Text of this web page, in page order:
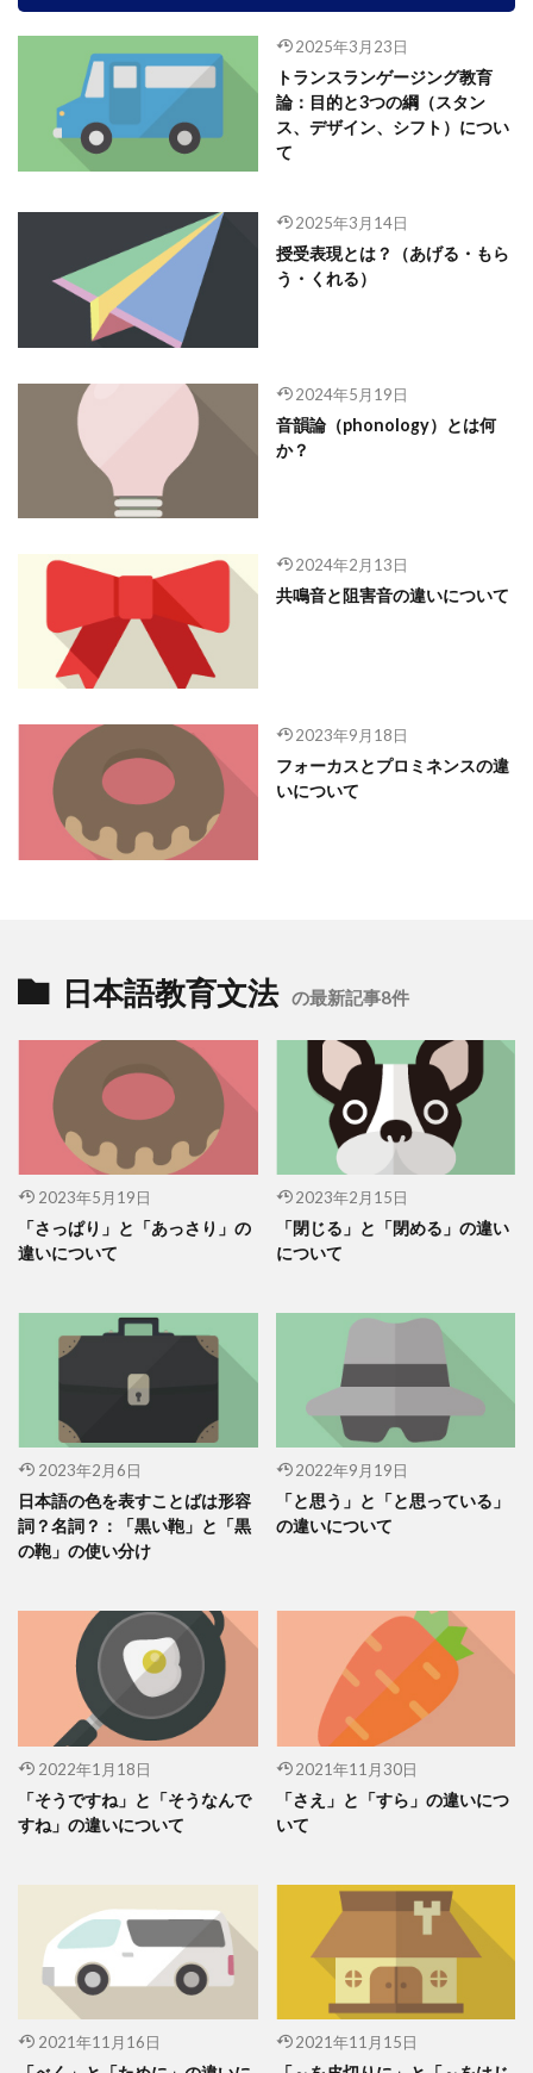
2025年3月23日
トランスランゲージング教育
論：目的と3つの綱（スタン
ス、デザイン、シフト）につい
て
2025年3月14日
授受表現とは？（あげる・もら
う・くれる）
2024年5月19日
音韻論（phonology）とは何
か？
2024年2月13日
共鳴音と阻害音の違いについて
2023年9月18日
フォーカスとプロミネンスの違
いについて
日本語教育文法 の最新記事8件
2023年5月19日
「さっぱり」と「あっさり」の
違いについて
2023年2月15日
「閉じる」と「閉める」の違い
について
2023年2月6日
日本語の色を表すことばは形容
詞？名詞？：「黒い鞄」と「黒
の鞄」の使い分け
2022年9月19日
「と思う」と「と思っている」
の違いについて
2022年1月18日
「そうですね」と「そうなんで
すね」の違いについて
2021年11月30日
「さえ」と「すら」の違いにつ
いて
2021年11月16日 2021年11月15日